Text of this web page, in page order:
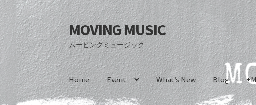
ナ
ビ
ゲ
ー
シ
ョ
ン
コ
ン
テ
ン
ツ
へ
ス
MOVING MUSIC
ムービングミュージック
Home Event What’s New Blog